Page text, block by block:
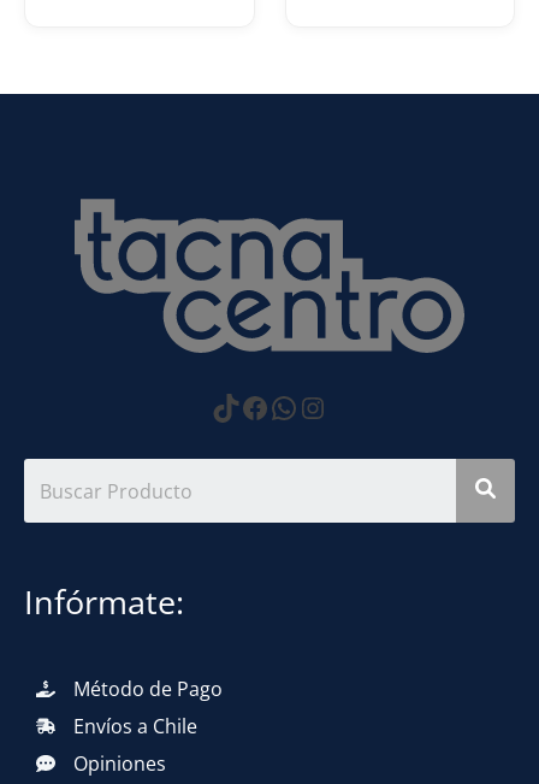
https://
Facebook
WhatsApp
Instagram
Infórmate:
Método de Pago
Envíos a Chile
Opiniones